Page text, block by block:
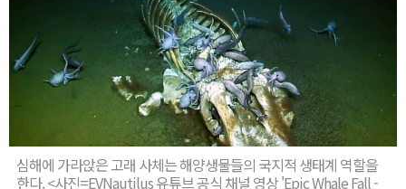
심해에 가라앉은 고래 사체는 해양생물들의 국지적 생태계 역할을
한다. <사진=EVNautilus 유튜브 공식 채널 영상 'Epic Whale Fall -